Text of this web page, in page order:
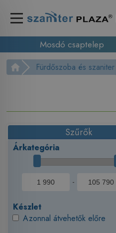
Mosdó csaptelep
Fürdőszoba és szaniter
Szűrők
Árkategória
-
Készlet
Azonnal átvehetők előre